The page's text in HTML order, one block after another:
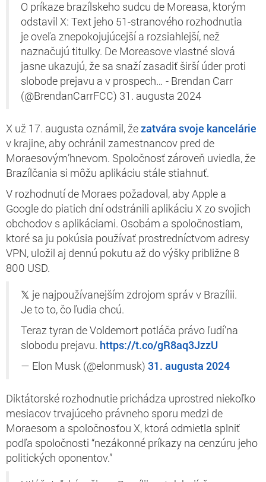
O príkaze brazílskeho sudcu de Moreasa, ktorým
odstavil X: Text jeho 51-stranového rozhodnutia
je oveľa znepokojujúcejší a rozsiahlejší, než
naznačujú titulky. De Moreasove vlastné slová
jasne ukazujú, že sa snaží zasadiť širší úder proti
slobode prejavu a v prospech… - Brendan Carr
(@BrendanCarrFCC) 31. augusta 2024
X už 17. augusta oznámil, žezatvára svoje kancelárie
v krajine, aby ochránil zamestnancov pred de
Moraesovým’hnevom. Spoločnosť zároveň uviedla, že
Brazílčania si môžu aplikáciu stále stiahnuť.
V rozhodnutí de Moraes požadoval, aby Apple a
Google do piatich dní odstránili aplikáciu X zo svojich
obchodov s aplikáciami. Osobám a spoločnostiam,
ktoré sa ju pokúsia používať prostredníctvom adresy
VPN, uložil aj dennú pokutu až do výšky približne 8
800 USD.
𝕏 je najpoužívanejším zdrojom správ v Brazílii.
Je to to, čo ľudia chcú.
Teraz tyran de Voldemort potláča právo ľudí’na
slobodu prejavu. https://t.co/gR8aq3JzzU
— Elon Musk (@elonmusk) 31. augusta 2024
Diktátorské rozhodnutie prichádza uprostred niekoľko
mesiacov trvajúceho právneho sporu medzi de
Moraesom a spoločnosťou X, ktorá odmietla splniť
podľa spoločnosti “nezákonné príkazy na cenzúru jeho
politických oponentov.”